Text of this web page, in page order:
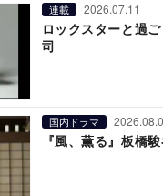
連載 2026.07.11
ロックスターと過
司
国内ドラマ
『風、薫る』板橋